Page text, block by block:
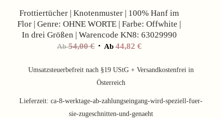
Frottiertücher | Knotenmuster | 100% Hanf im
Flor | Genre: OHNE WORTE | Farbe: Offwhite |
In drei Größen | Warencode KN8: 63029990
Ab54,00€ Ab 44,82 €
Umsatzsteuerbefreit nach §19 UStG + Versandkostenfrei in
Österreich
Lieferzeit: ca-8-werktage-ab-zahlungseingang-wird-speziell-fuer-
sie-zugeschnitten-und-genaeht